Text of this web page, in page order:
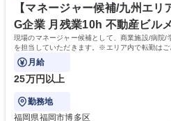
さらなるスキルアップをサポートしま
ーで、施設管理のプロフェッショナルと
学歴・資格 学歴：大学院 大学 高専 短
三種電気主任技術者 第二種電気工事士
【マネージャー候補/九州エ
G企業 月残業10h 不動産ビル
現場のマネージャー候補として、商業施設/病院
を担当していただきます。※エリア内で転勤はご
ません。
月給
25万円以上
勤務地
福岡県福岡市博多区